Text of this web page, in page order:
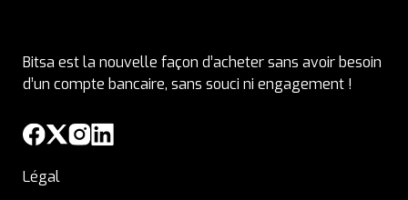
Bitsa est la nouvelle façon d’acheter sans avoir besoin
d’un compte bancaire, sans souci ni engagement !
Légal